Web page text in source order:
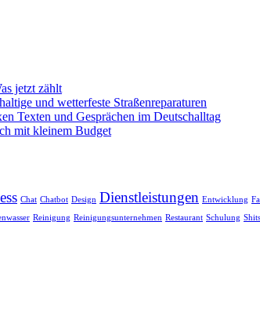
jetzt zählt
und wetterfeste Straßenreparaturen
Texten und Gesprächen im Deutschalltag
mit kleinem Budget
Chat Chatbot Design Dienstleistungen Entwicklung
Reinigung Reinigungsunternehmen Restaurant Schulung